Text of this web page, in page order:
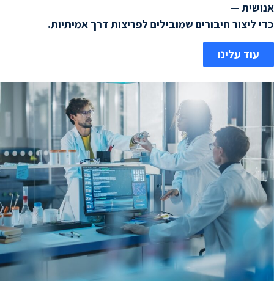
אנושית —
כדי ליצור חיבורים שמובילים לפריצות דרך אמיתיות.
עוד עלינו